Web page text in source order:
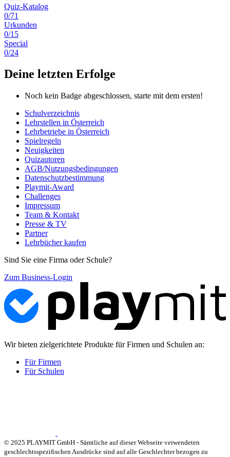
Quiz-Katalog
0/71
Urkunden
0/15
Special
0/24
Deine letzten Erfolge
Noch kein Badge abgeschlossen, starte mit dem ersten!
Schulverzeichnis
Lehrstellen in Österreich
Lehrbetriebe in Österreich
Spielregeln
Neuigkeiten
Quizautoren
AGB/Nutzungsbedingungen
Datenschutzbestimmung
Playmit-Award
Challenges
Impressum
Team & Kontakt
Presse & TV
Partner
Lehrbücher kaufen
Sind Sie eine Firma oder Schule?
Zum Business-Login
Wir bieten zielgerichtete Produkte für Firmen und Schulen an:
Für Firmen
Für Schulen
© 2025 PLAYMIT GmbH - Sämtliche auf dieser Webseite verwendeten
geschlechtsspezifischen Ausdrücke sind auf alle Geschlechter bezogen zu